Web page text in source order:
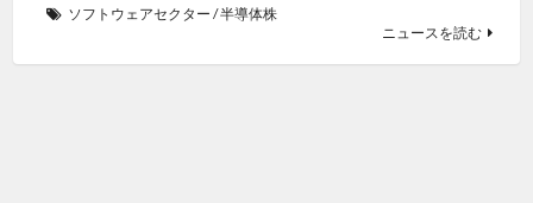
ソフトウェアセクター /半導体株
ニュースを読む